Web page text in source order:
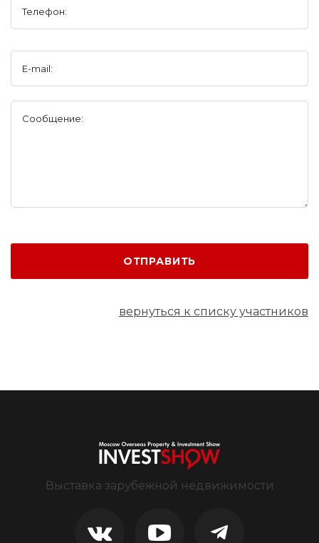
Телефон:
E-mail:
Сообщение:
ОТПРАВИТЬ
вернуться к списку участников
Выставка зарубежной недвижимости